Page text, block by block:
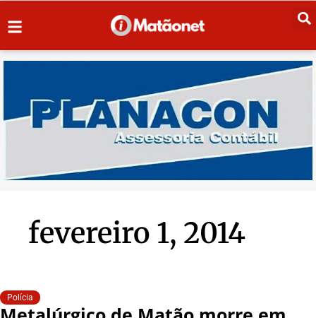
fevereiro 1, 2014
Polícia